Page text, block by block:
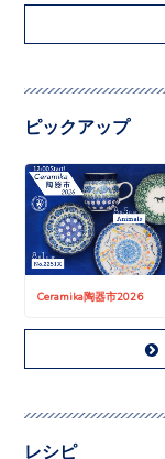
ピックアップ
Ceramika陶器市2026
レシピ